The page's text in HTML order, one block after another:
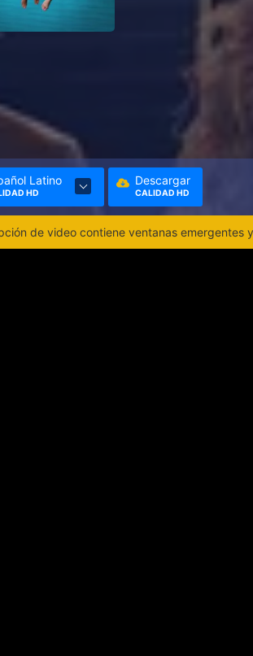
Latino
HD
Descargar
CALIDAD HD
de video contiene ventanas emergentes